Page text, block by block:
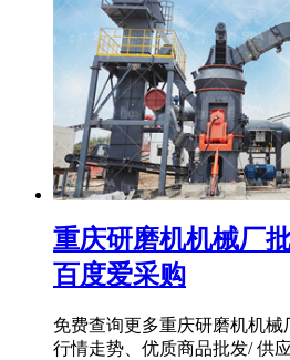
重庆研磨机机械厂
百度爱采购
免费查询更多重庆研磨机机械
行情走势、优质商品批发/ 供